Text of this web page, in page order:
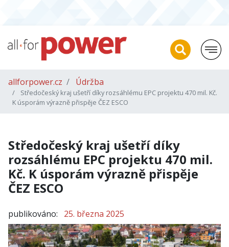
allforpower.cz Údržba
Středočeský kraj ušetří díky rozsáhlému EPC projektu 470 mil. Kč.
K úsporám výrazně přispěje ČEZ ESCO
Středočeský kraj ušetří díky
rozsáhlému EPC projektu 470 mil.
Kč. K úsporám výrazně přispěje
ČEZ ESCO
publikováno: 25. března 2025